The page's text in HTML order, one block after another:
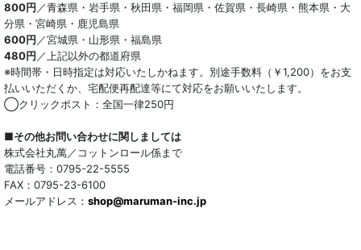
800円／青森県・岩手県・秋田県・福岡県・佐賀県・長崎県・熊本県・大
分県・宮崎県・鹿児島県
600円／宮城県・山形県・福島県
480円／上記以外の都道府県
※時間帯・日時指定は対応いたしかねます。別途手数料（￥1,200）をお支
払いいただくか、宅配便再配達等にて対応をお願いいたします。
◯クリックポスト：全国一律250円
■その他お問い合わせに関しましては
株式会社丸萬／コットンロール係まで
電話番号：0795-22-5555
FAX：0795-23-6100
メールアドレス： shop@maruman-inc.jp